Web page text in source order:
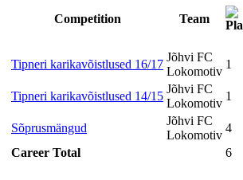
Competition Team
Tipneri karikavõistlused 16/17
Jõhvi FC
Lokomotiv
1
Tipneri karikavõistlused 14/15
Jõhvi FC
Lokomotiv
1
Sõprusmängud
Jõhvi FC
Lokomotiv
4
Career Total
6